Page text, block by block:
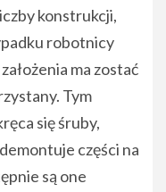
konstrukcji,
robotnicy
ma zostać
Tym
się śruby,
części na
są one